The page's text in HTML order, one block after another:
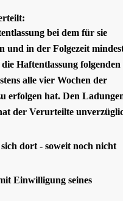
bei dem für sie
und in der Folgezeit
Haftentlassung folgenden
alle vier Wochen der
erfolgen hat. Den
der Verurteilte
dort - soweit noch nicht
Einwilligung seines